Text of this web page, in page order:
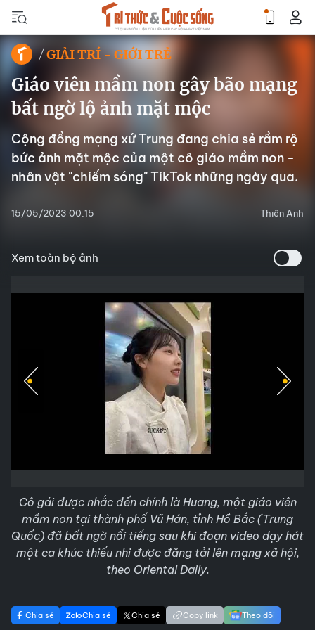
GIẢI TRÍ - GIỚI TRẺ
Giáo viên mầm non gây bão mạng
bất ngờ lộ ảnh mặt mộc
Cộng đồng mạng xứ Trung đang chia sẻ rầm rộ
bức ảnh mặt mộc của một cô giáo mầm non -
nhân vật "chiếm sóng" TikTok những ngày qua.
15/05/2023 00:15 Thiên Anh
Xem toàn bộ ảnh
Cô gái được nhắc đến chính là Huang, một giáo viên
mầm non tại thành phố Vũ Hán, tỉnh Hồ Bắc (Trung
Quốc) đã bất ngờ nổi tiếng sau khi đoạn video dạy hát
một ca khúc thiếu nhi được đăng tải lên mạng xã hội,
theo Oriental Daily.
Chia sẻ Chia sẻ Chia sẻ Copy link Theo dõi